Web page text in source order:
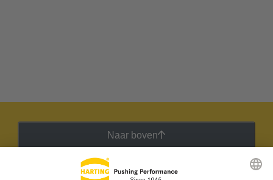
Naar boven